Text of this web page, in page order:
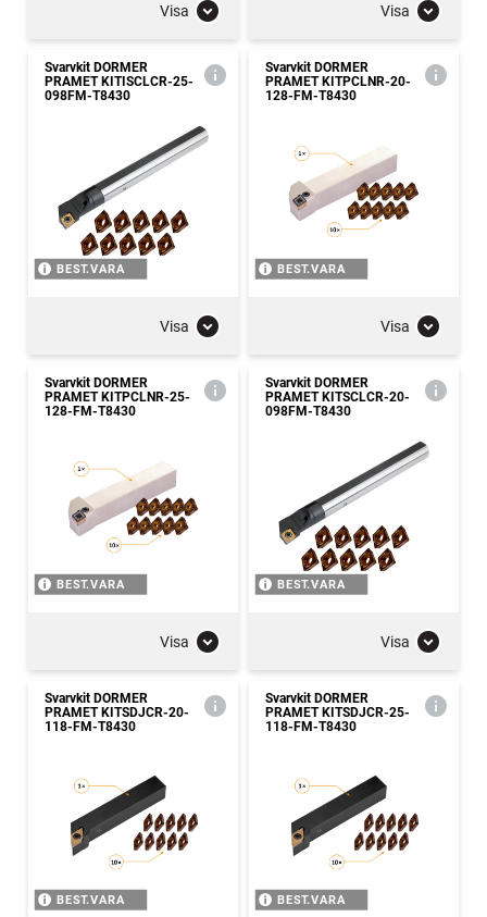
Visa Visa
Svarvkit DORMER
PRAMET KITISCLCR-25-
098FM-T8430
BEST.VARA
Visa
Svarvkit DORMER
PRAMET KITPCLNR-20-
128-FM-T8430
BEST.VARA
Visa
Svarvkit DORMER
PRAMET KITPCLNR-25-
128-FM-T8430
BEST.VARA
Visa
Svarvkit DORMER
PRAMET KITSCLCR-20-
098FM-T8430
BEST.VARA
Visa
Svarvkit DORMER
PRAMET KITSDJCR-20-
118-FM-T8430
BEST.VARA
Svarvkit DORMER
PRAMET KITSDJCR-25-
118-FM-T8430
BEST.VARA